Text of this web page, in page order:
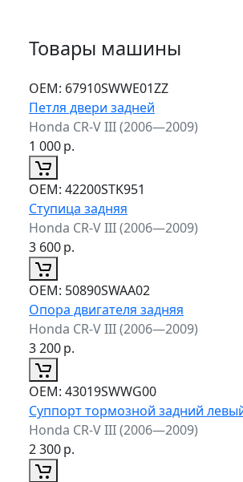
Товары машины
ОЕМ: 67910SWWE01ZZ
Петля двери задней
Honda CR-V III (2006—2009)
1 000р.
ОЕМ: 42200STK951
Ступица задняя
Honda CR-V III (2006—2009)
3 600р.
ОЕМ: 50890SWAA02
Опора двигателя задняя
Honda CR-V III (2006—2009)
3 200р.
ОЕМ: 43019SWWG00
Суппорт тормозной задний
Honda CR-V III (2006—2009)
2 300р.